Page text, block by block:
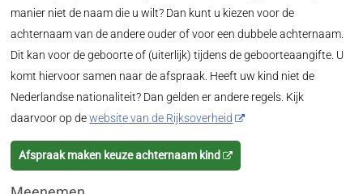
manier niet de naam die u wilt? Dan kunt u kiezen voor de
achternaam van de andere ouder of voor een dubbele achternaam.
Dit kan voor de geboorte of (uiterlijk) tijdens de geboorteaangifte. U
komt hiervoor samen naar de afspraak. Heeft uw kind niet de
Nederlandse nationaliteit? Dan gelden er andere regels. Kijk
daarvoor op dewebsite van de Rijksoverheid
Afspraak maken keuze achternaam kind